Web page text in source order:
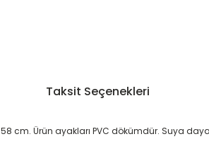
Taksit Seçenekleri
cm. Ürün ayakları PVC dökümdür. Suya